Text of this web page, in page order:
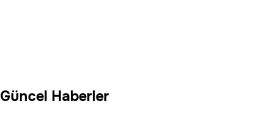
Güncel Haberler